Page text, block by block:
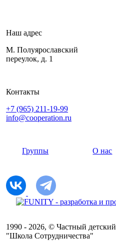
Наш адрес
М. Полуярославский
переулок, д. 1
Контакты
+7 (965) 211-19-99
info@cooperation.ru
Группы О нас
1990 - 2026, © Частный
"Школа Сотрудничества"